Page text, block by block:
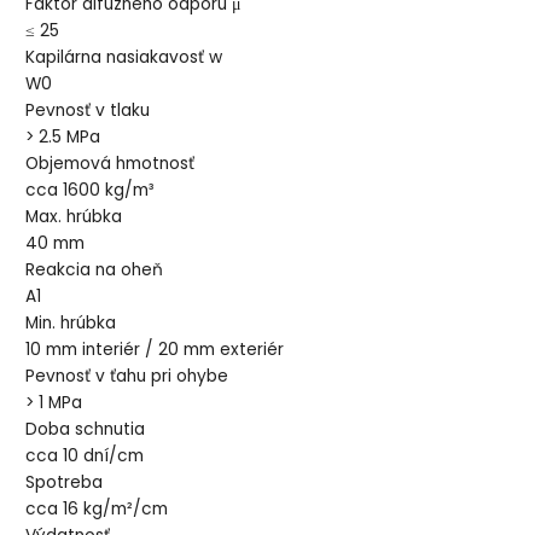
Faktor difúzneho odporu μ
≤ 25
Kapilárna nasiakavosť w
W0
Pevnosť v tlaku
> 2.5 MPa
Objemová hmotnosť
cca 1600 kg/m³
Max. hrúbka
40 mm
Reakcia na oheň
A1
Min. hrúbka
10 mm interiér / 20 mm exteriér
Pevnosť v ťahu pri ohybe
> 1 MPa
Doba schnutia
cca 10 dní/cm
Spotreba
cca 16 kg/m²/cm